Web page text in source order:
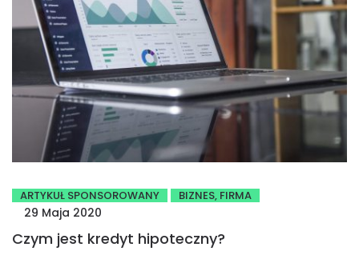
ARTYKUŁ SPONSOROWANY BIZNES, FIRMA
29 Maja 2020
Czym jest kredyt hipoteczny?